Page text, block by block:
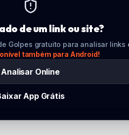
de um link ou site?
Golpes gratuito para analisar links
também para Android!
Analisar Online
App Grátis